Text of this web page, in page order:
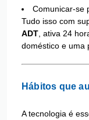
Comunicar-se
Tudo isso com
ADT , ativa 24
doméstico e uma
Hábitos que
A tecnologia é